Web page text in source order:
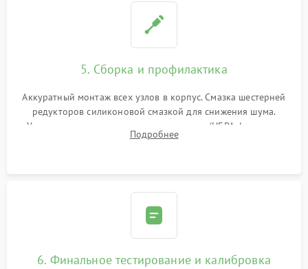
5. Сборка и профилактика
Аккуратный монтаж всех узлов в корпус. Смазка шестерней
редукторов силиконовой смазкой для снижения шума.
Установка новых расходных материалов (HEPA-фильтров,
микрофибры, щеток). Надежная фиксация разъемов и
Подробнее
6. Финальное тестирование и калибровка